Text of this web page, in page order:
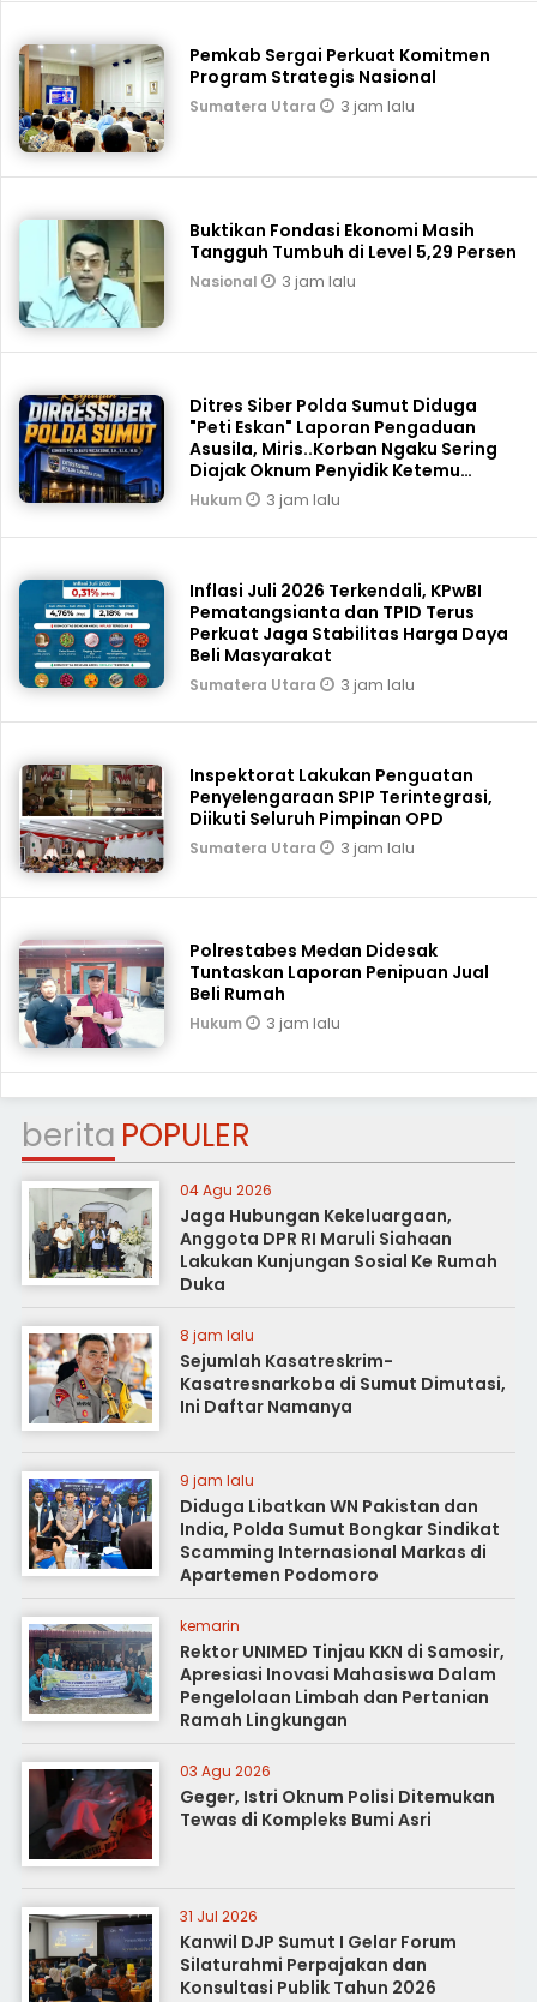
Pemkab Sergai Perkuat Komitmen
Program Strategis Nasional
Sumatera Utara 3 jam lalu
Buktikan Fondasi Ekonomi Masih
Tangguh Tumbuh di Level 5,29 Persen
Nasional 3 jam lalu
Ditres Siber Polda Sumut Diduga
"Peti Eskan" Laporan Pengaduan
Asusila, Miris..Korban Ngaku Sering
Diajak Oknum Penyidik Ketemu
Tengah Malam
Hukum 3 jam lalu
Inflasi Juli 2026 Terkendali, KPwBI
Pematangsianta dan TPID Terus
Perkuat Jaga Stabilitas Harga Daya
Beli Masyarakat
Sumatera Utara 3 jam lalu
Inspektorat Lakukan Penguatan
Penyelengaraan SPIP Terintegrasi,
Diikuti Seluruh Pimpinan OPD
Sumatera Utara 3 jam lalu
Polrestabes Medan Didesak
Tuntaskan Laporan Penipuan Jual
Beli Rumah
Hukum 3 jam lalu
berita POPULER
04 Agu 2026
Jaga Hubungan Kekeluargaan,
Anggota DPR RI Maruli Siahaan
Lakukan Kunjungan Sosial Ke Rumah
Duka
8 jam lalu
Sejumlah Kasatreskrim-
Kasatresnarkoba di Sumut Dimutasi,
Ini Daftar Namanya
9 jam lalu
Diduga Libatkan WN Pakistan dan
India, Polda Sumut Bongkar Sindikat
Scamming Internasional Markas di
Apartemen Podomoro
kemarin
Rektor UNIMED Tinjau KKN di Samosir,
Apresiasi Inovasi Mahasiswa Dalam
Pengelolaan Limbah dan Pertanian
Ramah Lingkungan
03 Agu 2026
Geger, Istri Oknum Polisi Ditemukan
Tewas di Kompleks Bumi Asri
31 Jul 2026
Kanwil DJP Sumut I Gelar Forum
Silaturahmi Perpajakan dan
Konsultasi Publik Tahun 2026